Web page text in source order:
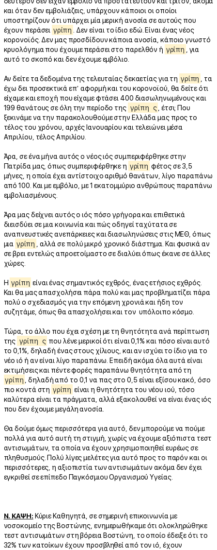
και όταν δεν εμβολιάζεις, υπάρχουν κάποιοι οι οποίοι
υποστηρίζουν ότι υπάρχει μία μερική ανοσία σε αυτούς που
έχουν περάσει γρίπη
. Δεν είναι το ίδιο εδώ. Είναι ένας νέος
κορονοϊός. Δεν μας προσδίδουν κάποια ανοσία, κάποιο γνωστό
κρυολόγημα που έχουμε περάσει στο παρελθόν ή γρίπη
, για
αυτό το σκοπό και δεν έχουμε εμβόλιο.
Αν δείτε τα δεδομένα της τελευταίας δεκαετίας για τη γρίπη
, τα
έχω δει προσεκτικά επ’ αφορμή και του κορονοϊού, θα δείτε ότι
είχαμε και εποχή που είχαμε φτάσει 400 διασωληνωμένους και
199 θανάτους σε όλη την περίοδο της γρίπη ς , έτσι; Που
ξεκινάμε να την παρακολουθούμε στην Ελλάδα μας προς το
τέλος του χρόνου, αρχές Ιανουαρίου και τελειώνει μέσα
Απριλίου, τέλος Απριλίου.
Άρα, σε ένα μήνα αυτός ο νέος ιός συμπεριφέρθηκε στην
Πατρίδα μας, όπως συμπεριφέρθηκε η γρίπη φέτος σε 3,5
μήνες, η οποία έχει αντίστοιχο αριθμό θανάτων, λίγο παραπάνω
από 100. Και με εμβόλιο, με 1 εκατομμύριο ανθρώπους παραπάνω
εμβολιασμένους.
Άρα μας δείχνει αυτός ο ιός πόσο γρήγορα και επιθετικά
διεισδύει σε μια κοινωνία και πώς οδηγεί ταχύτατα σε
αναπνευστικές ανεπάρκειες και διασωληνώσεις στις ΜΕΘ, όπως
μια γρίπη
, αλλά σε πολύ μικρό χρονικό διάστημα. Και φυσικά αν
σε βρει εντελώς απροετοίμαστο σε διαλύει όπως έκανε σε άλλες
χώρες.
Η γρίπη είναι ένας σημαντικός εχθρός, ένας ετήσιος εχθρός.
Και θα μας απασχολήσει πάρα πολύ και μας προβληματίζει πάρα
πολύ ο σχεδιασμός για την επόμενη χρονιά και ήδη τον
συζητάμε, όπως θα απασχολήσει και τον υπόλοιπο κόσμο.
Τώρα, το άλλο που έχει σχέση με τη θνητότητα ανά περίπτωση
της γρίπη ς που λένε μερικοί ότι είναι 0,1% και πόσο είναι αυτό
το 0,1%, δηλαδή ένας στους χίλιους, και αν ισχύει το ίδιο για το
νέο ιό ή αν είναι λίγο παραπάνω. Επειδή ακόμα όλα αυτά είναι
εκτιμήσεις και πέντε φορές παραπάνω θνητότητα από τη
γρίπη
, δηλαδή από το 0,1 να πας στο 0,5 είναι εξίσου κακό, όσο
πιο κοντά στη γρίπη είναι η θνητότητα του νέου ιού, τόσο
καλύτερα είναι τα πράγματα, αλλά εξακολουθεί να είναι ένας ιός
που δεν έχουμε μεγάλη ανοσία.
Θα δούμε όμως περισσότερα για αυτό, δεν μπορούμε να πούμε
πολλά για αυτό αυτή τη στιγμή, χωρίς να έχουμε αξιόπιστα τεστ
αντισωμάτων, τα οποία να έχουν χρησιμοποιηθεί ευρέως σε
πληθυσμούς. Πολύ λίγες μελέτες για αυτό προς το παρόν και οι
περισσότερες, η αξιοπιστία των αντισωμάτων ακόμα δεν έχει
εγκριθεί σε επίπεδο Παγκόσμιου Οργανισμού Υγείας.
Ν. ΚΑΨΗ: Κύριε Καθηγητά, σε σημερινή επικοινωνία με
νοσοκομείο της Βοστώνης, ενημερωθήκαμε ότι ολοκληρώθηκε
τεστ αντισωμάτων στη βόρεια Βοστώνη, το οποίο έδειξε ότι το
32% των κατοίκων έχουν προσβληθεί από τον ιό, έχουν